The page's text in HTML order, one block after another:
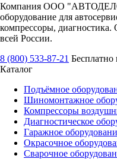
Компания ООО
оборудование для
компрессоры, диагностика.
всей России.
8 (800) 533-87-21 Бесплатно
Каталог
Подъёмное
Шиномонтажное
Компрессоры
Диагностическое
Гаражное
Окрасочное
Сварочное